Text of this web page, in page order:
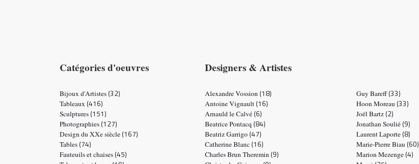
Catégories d'oeuvres
Bijoux d'Artistes (32)
Tableaux (416)
Sculptures (151)
Photographies (127)
Design du XXe siècle (167)
Tables (74)
Fauteuils et chaises (45)
Designers & Artistes
Alexandre Vossion (18)
Antoine Vignault (16)
Arnauld le Calvé (6)
Beatrice Pontacq (84)
Beatriz Garrigo (47)
Catherine Blanc (16)
Charles Brun Theremin (9)
Guy Bareff(33)
Hoon Moreau (33)
Joël Bartz (2)
Jonathan Soulié (9)
Laurent Laporte (8)
Marie-Pierre Biau (60)
Marion Mezenge (4)